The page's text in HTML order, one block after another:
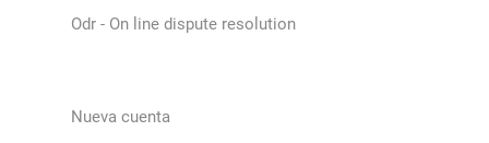
Odr - On line dispute resolution
Nueva cuenta